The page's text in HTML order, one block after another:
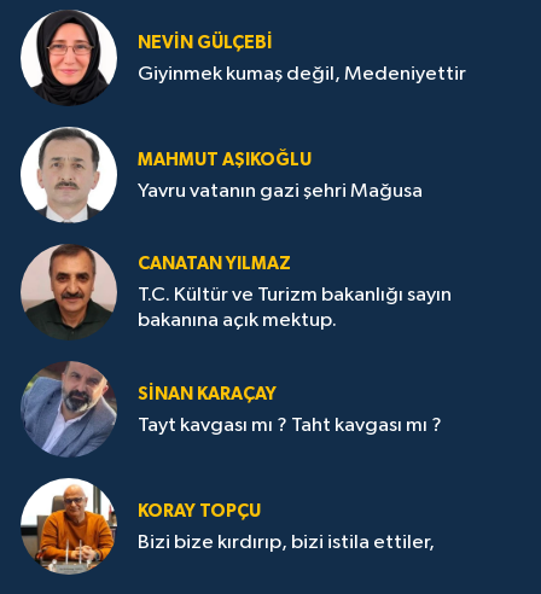
NEVİN GÜLÇEBİ
Giyinmek kumaş değil, Medeniyettir
MAHMUT AŞIKOĞLU
Yavru vatanın gazi şehri Mağusa
CANATAN YILMAZ
T.C. Kültür ve Turizm bakanlığı sayın
bakanına açık mektup.
SİNAN KARAÇAY
Tayt kavgası mı ? Taht kavgası mı ?
KORAY TOPÇU
Bizi bize kırdırıp, bizi istila ettiler,